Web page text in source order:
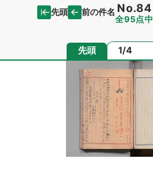
先頭 前の件名 No.84
全95点中
先頭 ページ